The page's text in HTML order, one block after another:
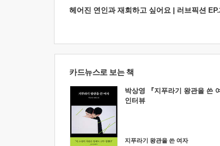
헤어진 연인과 재회하고 싶어요 | 러브픽션
카드뉴스로 보는 책
박상영 『지푸라기 왕관을 쓴
인터뷰
지푸라기 왕관을 쓴 여자